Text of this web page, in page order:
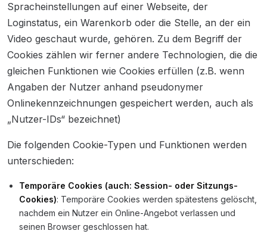
Spracheinstellungen auf einer Webseite, der
Loginstatus, ein Warenkorb oder die Stelle, an der ein
Video geschaut wurde, gehören. Zu dem Begriff der
Cookies zählen wir ferner andere Technologien, die die
gleichen Funktionen wie Cookies erfüllen (z.B. wenn
Angaben der Nutzer anhand pseudonymer
Onlinekennzeichnungen gespeichert werden, auch als
„Nutzer-IDs“ bezeichnet)
Die folgenden Cookie-Typen und Funktionen werden
unterschieden:
Temporäre Cookies (auch: Session- oder Sitzungs-
Cookies): Temporäre Cookies werden spätestens gelöscht,
nachdem ein Nutzer ein Online-Angebot verlassen und
seinen Browser geschlossen hat.